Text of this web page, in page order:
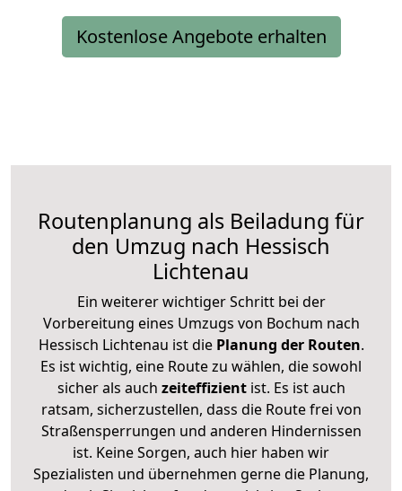
Kostenlose Angebote erhalten
Routenplanung als Beiladung für
den Umzug nach Hessisch
Lichtenau
Ein weiterer wichtiger Schritt bei der
Vorbereitung eines Umzugs von Bochum nach
Hessisch Lichtenau ist diePlanung der Routen.
Es ist wichtig, eine Route zu wählen, die sowohl
sicher als auch zeiteffizientist. Es ist auch
ratsam, sicherzustellen, dass die Route frei von
Straßensperrungen und anderen Hindernissen
ist. Keine Sorgen, auch hier haben wir
Spezialisten und übernehmen gerne die Planung,